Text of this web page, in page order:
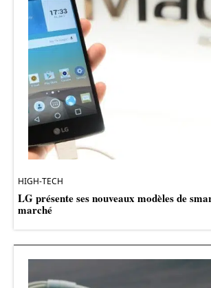
HIGH-TECH
LG présente ses nouveaux modèles de
marché